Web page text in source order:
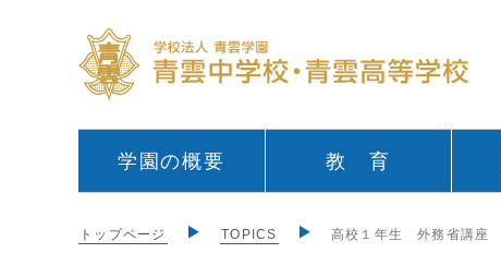
学園の概要 教 育
トップページ TOPICS 高校１年生 外務省講座